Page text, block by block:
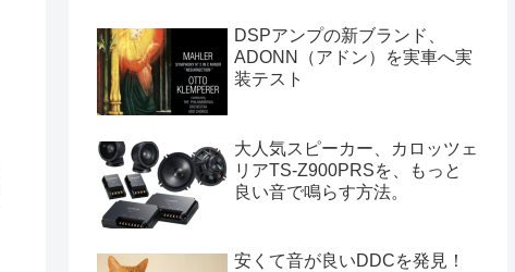
DSPアンプの新ブランド、
ADONN（アドン）を実車へ実
装テスト
大人気スピーカー、カロッツェ
リアTS-Z900PRSを、もっと
良い音で鳴らす方法。
安くて音が良いDDCを発見！